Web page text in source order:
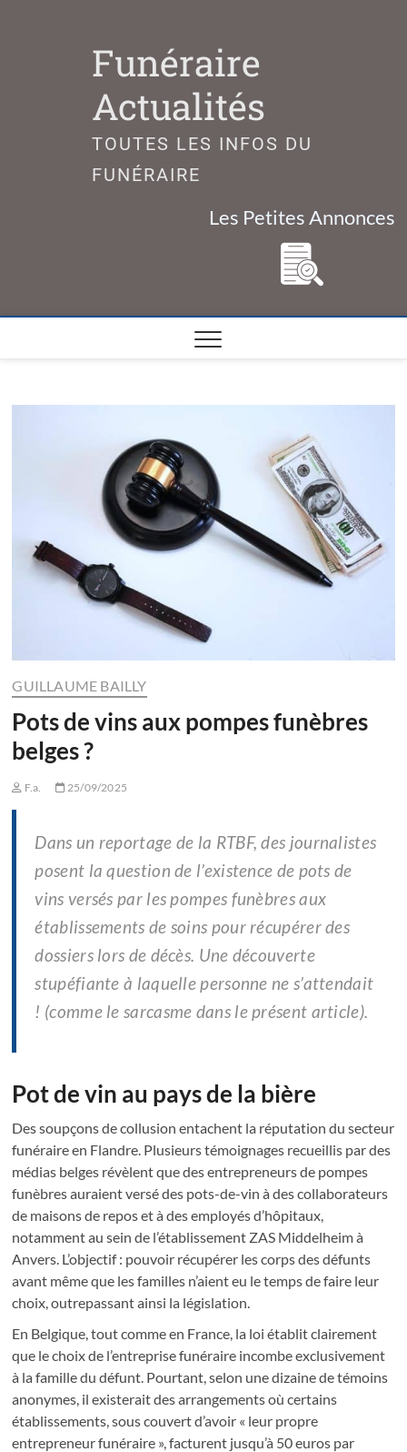
Funéraire
Actualités
TOUTES LES INFOS DU
FUNÉRAIRE
Les Petites Annonces
GUILLAUME BAILLY
Pots de vins aux pompes funèbres
belges ?
F.a. 25/09/2025
Dans un reportage de la RTBF, des journalistes
posent la question de l’existence de pots de
vins versés par les pompes funèbres aux
établissements de soins pour récupérer des
dossiers lors de décès. Une découverte
stupéfiante à laquelle personne ne s’attendait
! (comme le sarcasme dans le présent article).
Pot de vin au pays de la bière
Des soupçons de collusion entachent la réputation du secteur
funéraire en Flandre. Plusieurs témoignages recueillis par des
médias belges révèlent que des entrepreneurs de pompes
funèbres auraient versé des pots-de-vin à des collaborateurs
de maisons de repos et à des employés d’hôpitaux,
notamment au sein de l’établissement ZAS Middelheim à
Anvers. L’objectif : pouvoir récupérer les corps des défunts
avant même que les familles n’aient eu le temps de faire leur
choix, outrepassant ainsi la législation.
En Belgique, tout comme en France, la loi établit clairement
que le choix de l’entreprise funéraire incombe exclusivement
à la famille du défunt. Pourtant, selon une dizaine de témoins
anonymes, il existerait des arrangements où certains
établissements, sous couvert d’avoir « leur propre
entrepreneur funéraire », facturent jusqu’à 50 euros par